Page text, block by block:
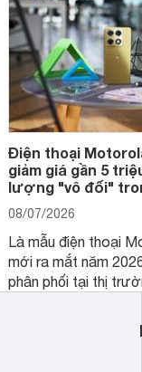
Điện thoại
giảm giá gần 5
lượng "vô đối"
08/07/2026
Là mẫu điện thoại
mới ra mắt năm
phân phối tại thị
khúc cao cấp. Hiện
được nhiều đại lý